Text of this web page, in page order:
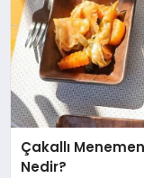
Çakallı
Nedir?